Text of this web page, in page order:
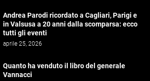
Andrea Parodi ricordato a Cagliari, Parigi e
in Valsusa a 20 anni dalla scomparsa: ecco
tutti gli eventi
aprile 25, 2026
Quanto ha venduto il libro del generale
Vannacci